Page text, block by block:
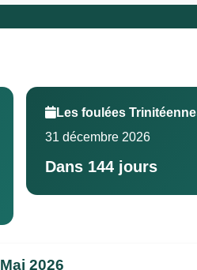
Les foulées
31 décembre 2026
Dans 144 jours
Mai 2026